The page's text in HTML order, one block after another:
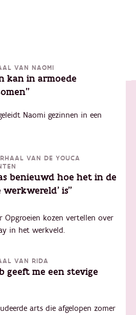
VAN NAOMI
kan in armoede
Naomi gezinnen in een
VAN DE YOUCA
benieuwd hoe het in de
werkwereld’ is"
Opgroeien kozen vertellen over
in het werkveld.
VAN RIDA
geeft me een stevige
arts die afgelopen zomer